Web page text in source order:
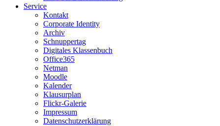
Service
Kontakt
Corporate Identity
Archiv
Schnuppertag
Digitales Klassenbuch
Office365
Netman
Moodle
Kalender
Klausurplan
Flickr-Galerie
Impressum
Datenschutzerklärung